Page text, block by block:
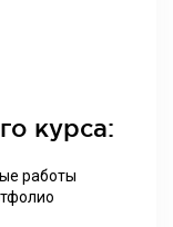
курса:
работы